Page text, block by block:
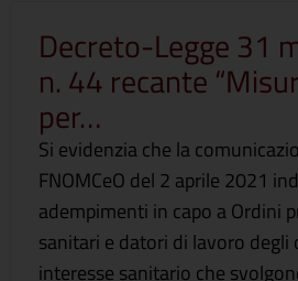
Decreto-Legge 31
n. 44 recante
per…
Si evidenzia che la
FNOMCeO del 2 aprile 2021
adempimenti in capo a Ordini
sanitari e datori di lavoro degli
interesse sanitario che